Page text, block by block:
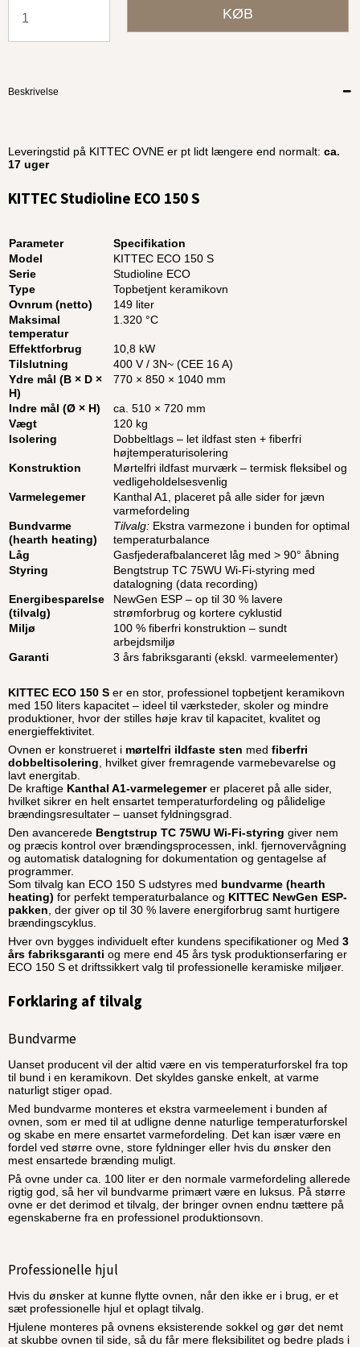
KØB
Beskrivelse
Leveringstid på KITTEC OVNE er pt lidt længere end normalt: ca.
17 uger
KITTEC Studioline ECO 150 S
Parameter
Specifikation
Model
KITTEC ECO 150 S
Serie
Studioline ECO
Type
Topbetjent keramikovn
Ovnrum (netto)
149 liter
Maksimal
temperatur
1.320 °C
Effektforbrug
10,8 kW
Tilslutning
400 V / 3N~ (CEE 16 A)
Ydre mål (B × D ×
H)
770 × 850 × 1040 mm
Indre mål (Ø × H)
ca. 510 × 720 mm
Vægt
120 kg
Isolering
Dobbeltlags – let ildfast sten + fiberfri
højtemperaturisolering
Konstruktion
Mørtelfri ildfast murværk – termisk fleksibel og
vedligeholdelsesvenlig
Varmelegemer
Kanthal A1, placeret på alle sider for jævn
varmefordeling
Bundvarme
(hearth heating)
Tilvalg: Ekstra varmezone i bunden for optimal
temperaturbalance
Låg
Gasfjederafbalanceret låg med > 90° åbning
Styring
Bengtstrup TC 75WU Wi-Fi-styring med
datalogning (data recording)
Energibesparelse
(tilvalg)
NewGen ESP – op til 30 % lavere
strømforbrug og kortere cyklustid
Miljø
100 % fiberfri konstruktion – sundt
arbejdsmiljø
Garanti
3 års fabriksgaranti (ekskl. varmeelementer)
KITTEC ECO 150 S er en stor, professionel topbetjent keramikovn
med 150 liters kapacitet – ideel til værksteder, skoler og mindre
produktioner, hvor der stilles høje krav til kapacitet, kvalitet og
energieffektivitet.
Ovnen er konstrueret i mørtelfri ildfaste sten med fiberfri
dobbeltisolering , hvilket giver fremragende varmebevarelse og
lavt energitab.
De kraftige Kanthal A1-varmelegemerer placeret på alle sider,
hvilket sikrer en helt ensartet temperaturfordeling og pålidelige
brændingsresultater – uanset fyldningsgrad.
Den avancerede Bengtstrup TC 75WU Wi-Fi-styring giver nem
og præcis kontrol over brændingsprocessen, inkl. fjernovervågning
og automatisk datalogning for dokumentation og gentagelse af
programmer.
Som tilvalg kan ECO 150 S udstyres med bundvarme (hearth
heating) for perfekt temperaturbalance og KITTEC NewGen ESP-
pakken , der giver op til 30 % lavere energiforbrug samt hurtigere
brændingscyklus.
Hver ovn bygges individuelt efter kundens specifikationer og Med 3
års fabriksgaranti og mere end 45 års tysk produktionserfaring er
ECO 150 S et driftssikkert valg til professionelle keramiske miljøer.
Forklaring af tilvalg
Bundvarme
Uanset producent vil der altid være en vis temperaturforskel fra top
til bund i en keramikovn. Det skyldes ganske enkelt, at varme
naturligt stiger opad.
Med bundvarme monteres et ekstra varmeelement i bunden af
ovnen, som er med til at udligne denne naturlige temperaturforskel
og skabe en mere ensartet varmefordeling. Det kan især være en
fordel ved større ovne, store fyldninger eller hvis du ønsker den
mest ensartede brænding muligt.
På ovne under ca. 100 liter er den normale varmefordeling allerede
rigtig god, så her vil bundvarme primært være en luksus. På større
ovne er det derimod et tilvalg, der bringer ovnen endnu tættere på
egenskaberne fra en professionel produktionsovn.
Professionelle hjul
Hvis du ønsker at kunne flytte ovnen, når den ikke er i brug, er et
sæt professionelle hjul et oplagt tilvalg.
Hjulene monteres på ovnens eksisterende sokkel og gør det nemt
at skubbe ovnen til side, så du får mere fleksibilitet og bedre plads i